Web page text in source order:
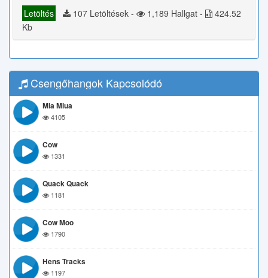
Letöltés 107 Letöltések - 1,189 Hallgat -
424.52
Kb
Csengőhangok Kapcsolódó
Mia Miua
4105
Cow
1331
Quack Quack
1181
Cow Moo
1790
Hens Tracks
1197